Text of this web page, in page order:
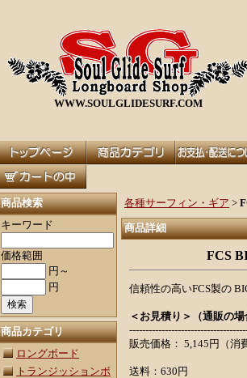
WWW.SOULGLIDESURF.COM
商品検索
キーワード
価格範囲
円～
円
商品カテゴリ
ロングボード
トランジッションボ
各種サーフィン・ギア >
商品詳細
FCS
信頼性の高いFCS製の
＜お見積り＞（通販の場
販売価格： 5,145円（消
送料：630円